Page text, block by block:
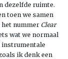
dezelfde ruimte.
toen we samen
het nummer Clear
wat we normaal
instrumentale
ik denk een